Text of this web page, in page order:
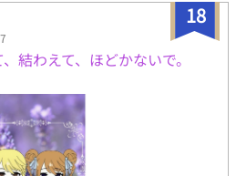
18
結わえて、ほどかないで。